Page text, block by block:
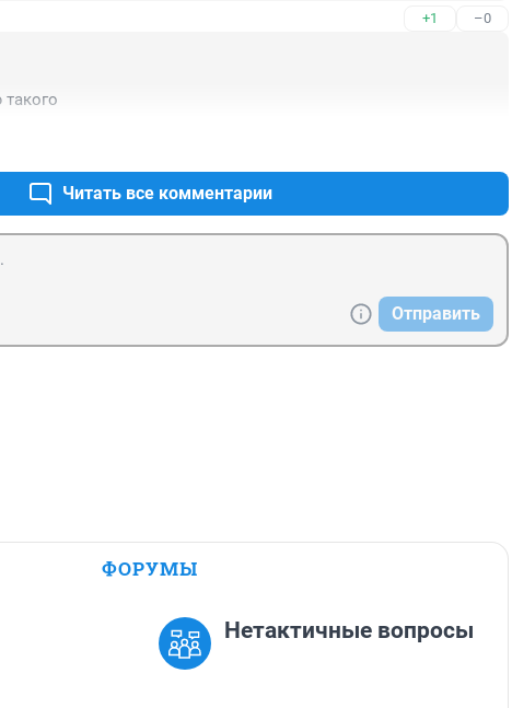
+1 –0
Читать все комментарии
Отправить
ФОРУМЫ
Нетактичные вопросы